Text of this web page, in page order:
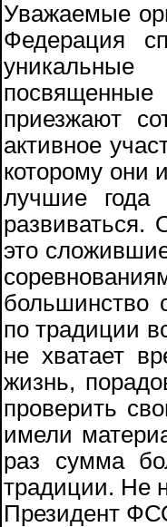
Уважаемые
Федерация
уникальные
приезжают
активное
которому они
лучшие года
развиваться.
это
большинство
по традиции
не хватает
жизнь,
проверить
имели
раз сумма
традиции. Не
Президент